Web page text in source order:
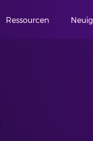
Ressourcen